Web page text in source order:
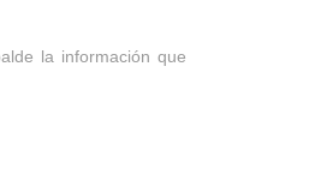
la información que